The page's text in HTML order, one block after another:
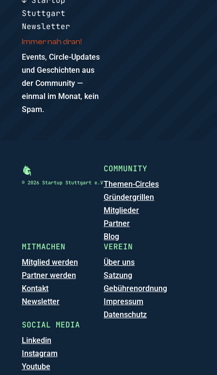
Stuttgart
Newsletter
Immer nah dran!
Events, Circle-Updates
und Geschichten aus
der Community —
einmal im Monat, kein
Spam.
© 2026 Startup Stuttgart e.V
COMMUNITY
Themen-Circles
Gründergrillen
Mitglieder
Partner
Blog
MITMACHEN
Mitglied werden
Partner werden
Kontakt
Newsletter
VEREIN
Über uns
Satzung
Gebührenordnung
Impressum
Datenschutz
SOCIAL MEDIA
Linkedin
Instagram
Youtube